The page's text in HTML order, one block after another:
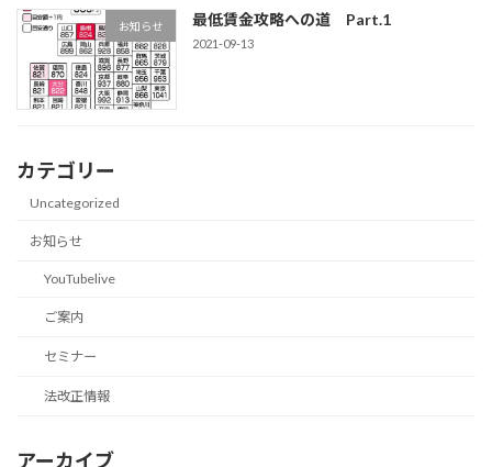
お知らせ 最低賃金攻略への道 Part.1
2021-09-13
カテゴリー
Uncategorized
お知らせ
YouTubelive
ご案内
セミナー
法改正情報
アーカイブ